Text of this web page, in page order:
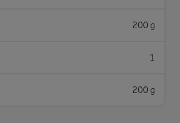
200 g
1
200 g